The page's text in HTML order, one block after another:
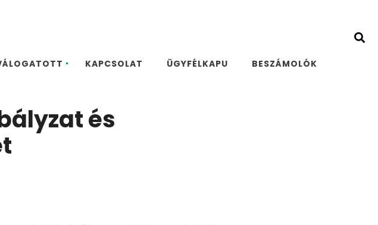
KAPCSOLAT ÜGYFÉLKAPU BESZÁMOLÓK
és